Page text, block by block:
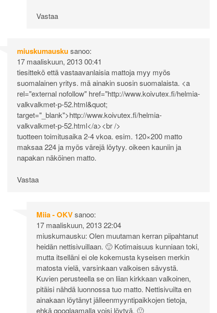
Vastaa
miuskumauskusanoo:
17 maaliskuun, 2013 00:41
tiesittekö että vastaavanlaisia mattoja myy myös
suomalainen yritys. mä ainakin suosin suomalaista. <a
rel="external nofollow" href="http://www.koivutex.fi/helmia-
valkvalkmet-p-52.html&quot;
target="_blank">http://www.koivutex.fi/helmia-
valkvalkmet-p-52.html</a><br/>
tuotteen toimitusaika 2-4 vkoa. esim. 120×200 matto
maksaa 224 ja myös värejä löytyy. oikeen kauniin ja
napakan näköinen matto.
Vastaa
Miia - OKVsanoo:
17 maaliskuun, 2013 22:04
miuskumausku: Olen muutaman kerran piipahtanut
heidän nettisivuillaan. 🙂 Kotimaisuus kunniaan toki,
mutta itselläni ei ole kokemusta kyseisen merkin
matosta vielä, varsinkaan valkoisen sävystä.
Kuvien perusteella se on liian kirkkaan valkoinen,
pitäisi nähdä luonnossa tuo matto. Nettisivuilta en
ainakaan löytänyt jälleenmyyntipaikkojen tietoja,
ehkä googlaamalla voisi löytyä. 🙂